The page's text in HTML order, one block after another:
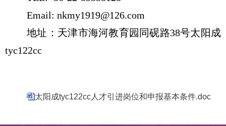
Email: nkmy1919@126.com
地址：天津市海河教育园同砚路38号太阳成
tyc122cc
太阳成tyc122cc人才引进岗位和申报基本条件.doc